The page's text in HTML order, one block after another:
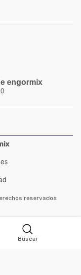
Buscar
engormix
reservados